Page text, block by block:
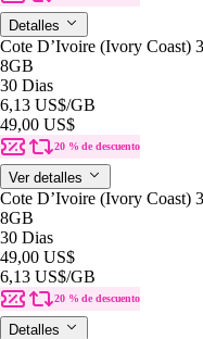
Detalles
Cote D’Ivoire (Ivory Coast)
8GB
30 Dias
6,13 US$/GB
49,00 US$
20 % de descuento
Ver detalles
Cote D’Ivoire (Ivory Coast)
8GB
30 Dias
49,00 US$
6,13 US$/GB
20 % de descuento
Detalles